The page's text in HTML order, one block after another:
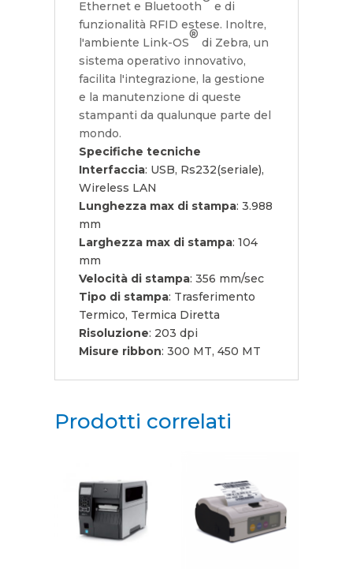
Ethernet e Bluetooth
e di
funzionalità RFID estese. Inoltre,
l'ambiente Link-OS
®
di Zebra, un
sistema operativo innovativo,
facilita l'integrazione, la gestione
e la manutenzione di queste
stampanti da qualunque parte del
mondo.
Specifiche tecniche
Interfaccia: USB, Rs232(seriale),
Wireless LAN
Lunghezza max di stampa: 3.988
mm
Larghezza max di stampa: 104
mm
Velocità di stampa: 356 mm/sec
Tipo di stampa: Trasferimento
Termico, Termica Diretta
Risoluzione: 203 dpi
Misure ribbon: 300 MT, 450 MT
Prodotti correlati